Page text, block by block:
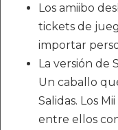
Los amiibo
tickets de
importar
La versión de
Un caballo
Salidas. Los
entre ellos